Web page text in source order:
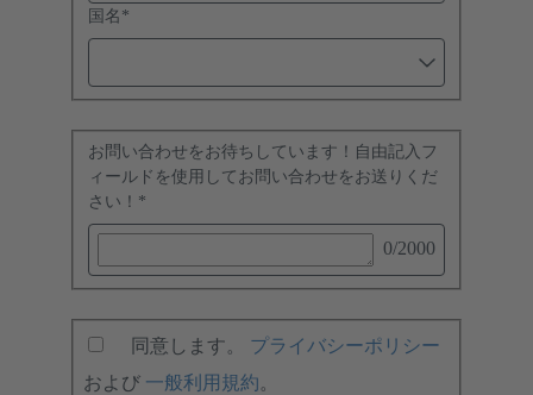
国名 *
お問い合わせをお待ちしています！自由記入フ
ィールドを使用してお問い合わせをお送りくだ
さい！ *
0/2000
同意します。 プライバシーポリシー
および 一般利用規約。